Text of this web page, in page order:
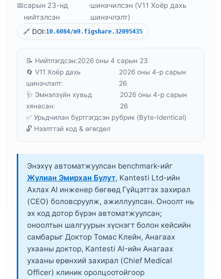
📅сарын 23-нд
нийтэлсэн
·шинэчилсэн (V11 Хоёр дахь
шинэчлэлт)
🔗 DOI:10.6084/m9.figshare.32095435
📝 Нийтлэгдсэн:2026 оны 4 сарын 23
🔄 V11 Хоёр дахь
шинэчлэлт:
2026 оны 4-р сарын
26
🩺 Эмнэлзүйн хувьд
хянасан:
2026 оны 4-р сарын
26
✅ Урьдчилан бүртгэгдсэн рубрик (Byte-Identical)
🔓 Нээлттэй код & өгөгдөл
Энэхүү автоматжуулсан benchmark-ийг
Жулиан Эмирхан Булут, Kantesti Ltd-ийн
Ахлах AI инженер бөгөөд Гүйцэтгэх захирал
(CEO) боловсруулж, ажиллуулсан. Оноолт нь
эх код дотор бүрэн автоматжуулсан;
оноолтын шалгуурын хүснэгт болон кейсийн
самбарыг Доктор Томас Клейн, Анагаах
ухааны доктор, Kantesti AI-ийн Анагаах
ухааны ерөнхий захирал (Chief Medical
Officer) клиник оролцоотойгоор